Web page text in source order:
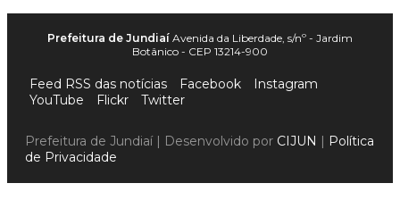
Prefeitura de Jundiaí Avenida da Liberdade, s/nº - Jardim
Botânico - CEP 13214-900
Feed RSS das notícias Facebook
Instagram
YouTube
Flickr Twitter
Prefeitura de Jundiaí | Desenvolvido por CIJUN | Política
de Privacidade